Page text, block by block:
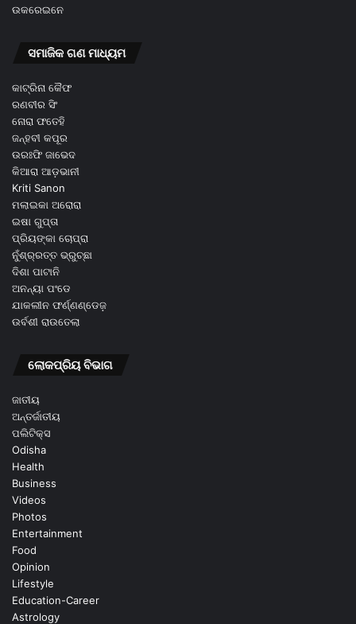
ଉକରେଇନେ
ସମାଜିକ ଗଣ ମାଧ୍ୟମ
କାଟ୍ରିନା କୈଫ
ରଣବୀର ସିଂ
ନୋରା ଫତେହି
ଜନ୍ହବୀ କପୂର
ଉରଃଫି ଜାଭେଦ
କିଆରା ଆଡ଼ଭାନୀ
Kriti Sanon
ମଲାଇକା ଅରୋରା
ଇଷା ଗୁପ୍ତା
ପ୍ରିୟଙ୍କା ଚୋପ୍ରା
ନୁଁଶ୍ର୍ରତ୍ତ ଭ୍ରୁଚ୍ଛା
ଦିଶା ପାଟାନି
ଅନନ୍ୟା ପଂଡେ
ଯାକଲୀନ ଫର୍ଣ୍ଣଣ୍ଡେଜ଼
ଉର୍ବଶୀ ରାଉତେଲା
ଲୋକପ୍ରିୟ ବିଭାଗ
ଜାତୀୟ
ଅନ୍ତର୍ଜାତୀୟ
ପଲିଟିକ୍ସ
Odisha
Health
Business
Videos
Photos
Entertainment
Food
Opinion
Lifestyle
Education-Career
Astrology